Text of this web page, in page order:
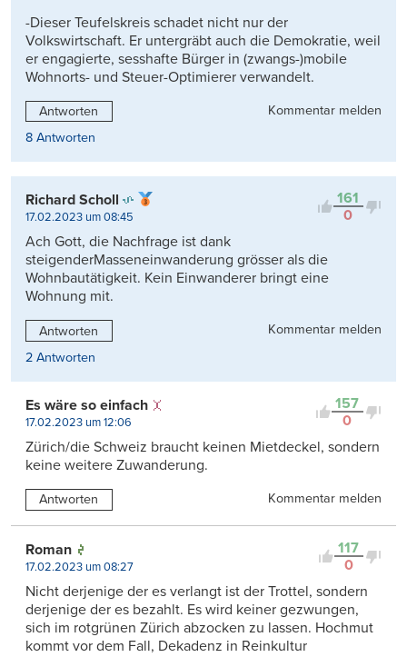
-Dieser Teufelskreis schadet nicht nur der
Volkswirtschaft. Er untergräbt auch die Demokratie, weil
er engagierte, sesshafte Bürger in (zwangs-)mobile
Wohnorts- und Steuer-Optimierer verwandelt.
Antworten
Kommentar melden
8 Antworten
161
0
Richard Scholl
17.02.2023 um 08:45
Ach Gott, die Nachfrage ist dank
steigenderMasseneinwanderung grösser als die
Wohnbautätigkeit. Kein Einwanderer bringt eine
Wohnung mit.
Antworten
Kommentar melden
2 Antworten
157
0
Es wäre so einfach
17.02.2023 um 12:06
Zürich/die Schweiz braucht keinen Mietdeckel, sondern
keine weitere Zuwanderung.
Antworten Kommentar melden
117
0
Roman
17.02.2023 um 08:27
Nicht derjenige der es verlangt ist der Trottel, sondern
derjenige der es bezahlt. Es wird keiner gezwungen,
sich im rotgrünen Zürich abzocken zu lassen. Hochmut
kommt vor dem Fall, Dekadenz in Reinkultur